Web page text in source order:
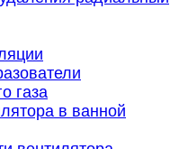
газа
в ванной